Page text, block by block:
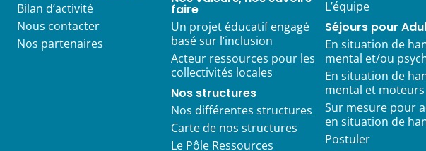
Bilan d’activité
Nous contacter
Nos partenaires
faire
Un projet éducatif engagé
basé sur l’inclusion
Acteur ressources pour les
collectivités locales
Nos structures
Nos différentes structures
Carte de nos structures
Le Pôle Ressources
L’équipe
Séjours pour
En situation de
mental et/ou
En situation de
mental et moteurs
Sur mesure pour
en situation de
Postuler